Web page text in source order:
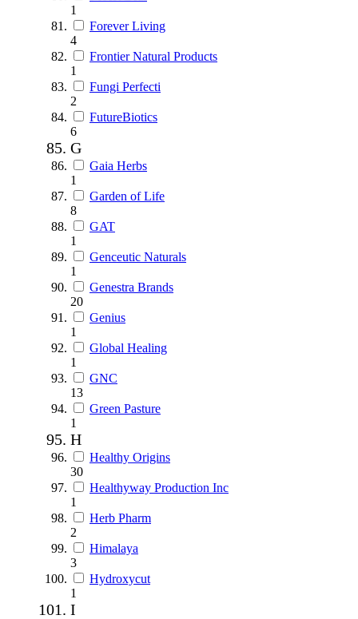
1
Forever Living
4
Frontier Natural Products
1
Fungi Perfecti
2
FutureBiotics
6
G
Gaia Herbs
1
Garden of Life
8
GAT
1
Genceutic Naturals
1
Genestra Brands
20
Genius
1
Global Healing
1
GNC
13
Green Pasture
1
H
Healthy Origins
30
Healthyway Production Inc
1
Herb Pharm
2
Himalaya
3
Hydroxycut
1
I